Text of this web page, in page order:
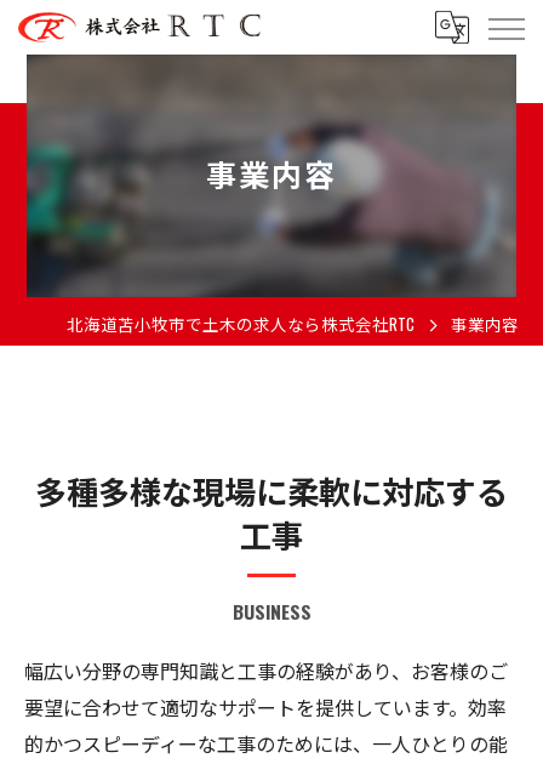
事業内容
北海道苫小牧市で土木の求人なら株式会社RTC 事業内容
多種多様な現場に柔軟に対応する
工事
BUSINESS
幅広い分野の専門知識と工事の経験があり、お客様のご
要望に合わせて適切なサポートを提供しています。効率
的かつスピーディーな工事のためには、一人ひとりの能